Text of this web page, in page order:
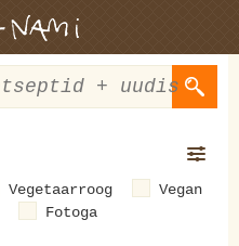
Vegetaarroog
Vegan
Fotoga